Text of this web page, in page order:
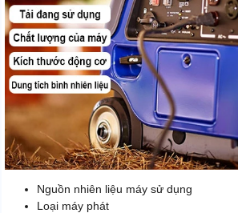
Nguồn nhiên liệu máy sử dụng
Loại máy phát